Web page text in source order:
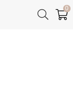
0